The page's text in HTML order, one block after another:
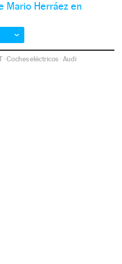
Mario Herráez en
·Coches eléctricos ·Audi